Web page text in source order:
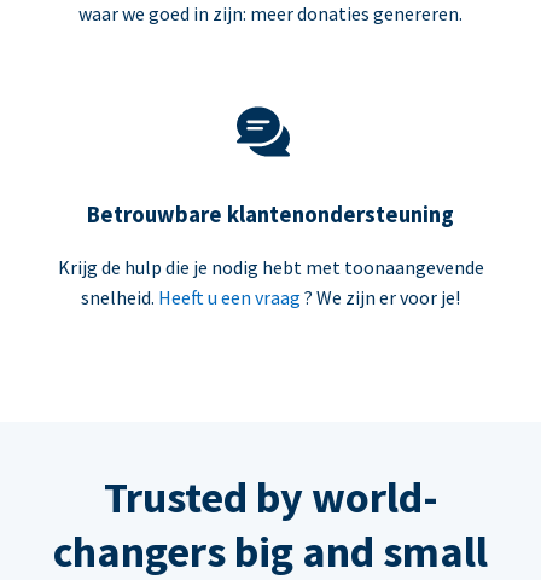
waar we goed in zijn: meer donaties genereren.
Betrouwbare klantenondersteuning
Krijg de hulp die je nodig hebt met toonaangevende
snelheid. Heeft u een vraag ? We zijn er voor je!
Trusted by world-
changers big and small